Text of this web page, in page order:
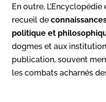
En outre,
recueil de
politique et
dogmes et aux
publication, souvent
les combats acharnés